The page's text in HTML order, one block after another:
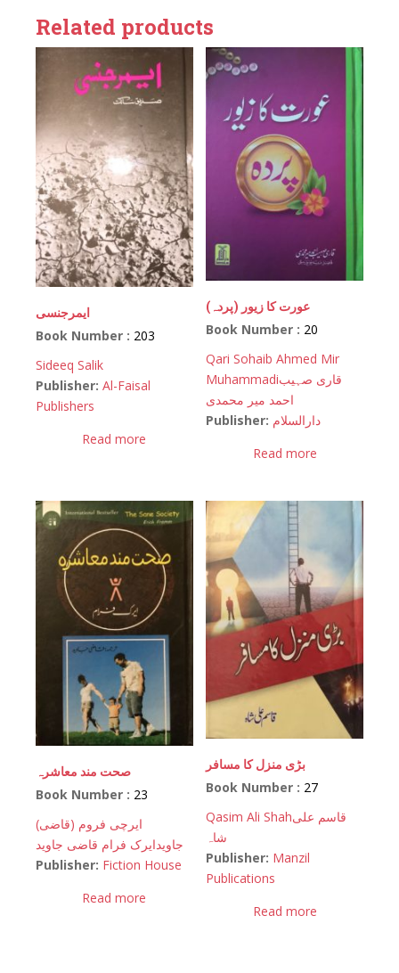
Related products
ایمرجنسی
Book Number : 203
Sideeq Salik
Publisher: Al-Faisal
Publishers
Read more
(عورت کا زیور (پردہ
Book Number : 20
Qari Sohaib Ahmed Mir
Muhammadiقاری صہیب
احمد میر محمدی
Publisher: دارالسلام
Read more
صحت مند معاشرہ
Book Number : 23
(ایرچی فروم (قاضی
جاویدایرک فرام قاضی جاوید
Publisher: Fiction House
Read more
بڑی منزل کا مسافر
Book Number : 27
Qasim Ali Shahقاسم علی
شاہ
Publisher: Manzil
Publications
Read more